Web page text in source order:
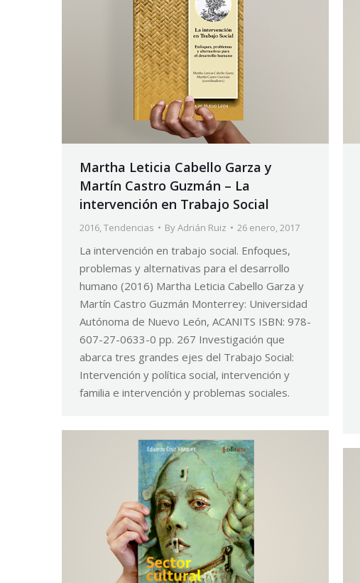
Martha Leticia Cabello Garza y
Martín Castro Guzmán – La
intervención en Trabajo Social
2016,Tendencias ByAdrián Ruiz 26 enero, 2017
La intervención en trabajo social. Enfoques,
problemas y alternativas para el desarrollo
humano (2016) Martha Leticia Cabello Garza y
Martín Castro Guzmán Monterrey: Universidad
Autónoma de Nuevo León, ACANITS ISBN: 978-
607-27-0633-0 pp. 267 Investigación que
abarca tres grandes ejes del Trabajo Social:
Intervención y política social, intervención y
familia e intervención y problemas sociales.